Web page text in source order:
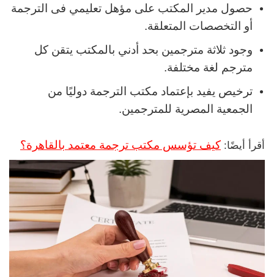
حصول مدير المكتب على مؤهل تعليمي فى الترجمة
أو التخصصات المتعلقة.
وجود ثلاثة مترجمين بحد أدني بالمكتب يتقن كل
مترجم لغة مختلفة.
ترخيص يفيد بإعتماد مكتب الترجمة دوليًا من
الجمعية المصرية للمترجمين.
أقرأ أيضًا: كيف تؤسس مكتب ترجمة معتمد بالقاهرة؟